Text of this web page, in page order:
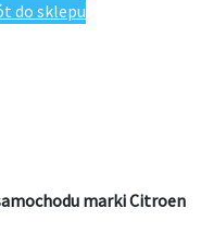
II 2013- Oryginał
do sklepu
marki Citroen